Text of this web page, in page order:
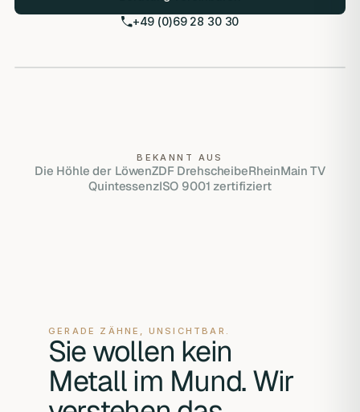
+49 (0)69 28 30 30
LVI-zertifiziert (Las Vegas Institute) ISO 9001 zertifiziert
BEKANNT AUS
Die Höhle der LöwenZDF DrehscheibeRheinMain TV
QuintessenzISO 9001 zertifiziert
GERADE ZÄHNE, UNSICHTBAR.
Sie wollen kein
Metall im Mund. Wir